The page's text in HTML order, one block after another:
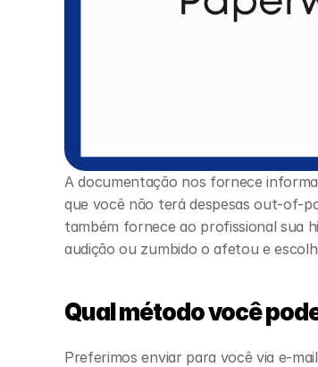
A documentação nos fornece
que você não terá despesas out-of-
também fornece ao profissional sua
audição ou zumbido o afetou e
Qual método você
Preferimos enviar para você via e-